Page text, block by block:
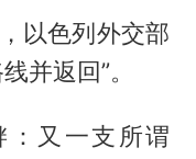
以色列外交部
并返回”。
：又一支所谓